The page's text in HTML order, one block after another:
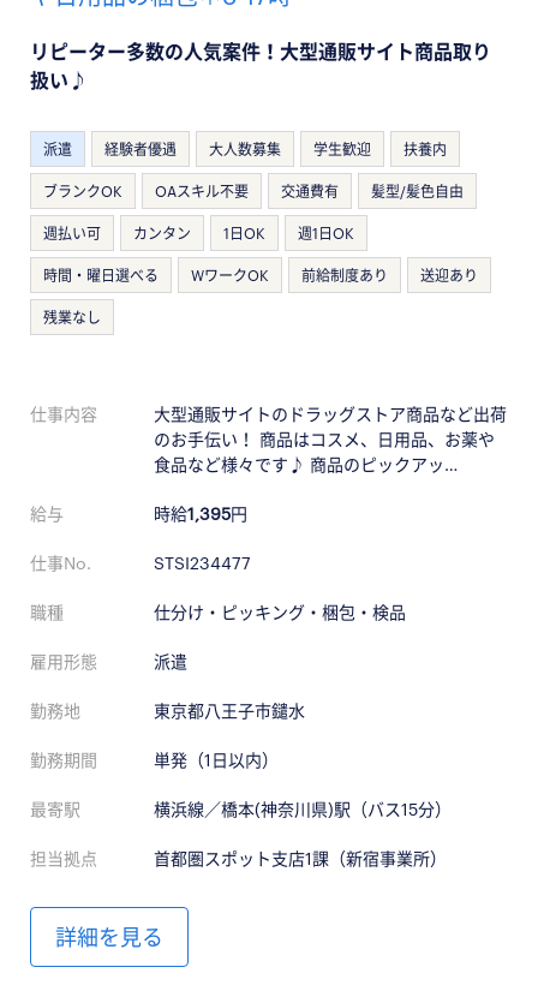
リピーター多数の人気案件！大型通販サイト商品取り
扱い♪
派遣 経験者優遇 大人数募集 学生歓迎 扶養内
ブランクOK OAスキル不要 交通費有 髪型/髪色自由
週払い可 カンタン 1日OK 週1日OK
時間・曜日選べる WワークOK 前給制度あり 送迎あり
残業なし
仕事内容
大型通販サイトのドラッグストア商品など出荷
のお手伝い！ 商品はコスメ、日用品、お薬や
食品など様々です♪ 商品のピックアッ…
給与 時給1,395円
仕事No. STSI234477
職種 仕分け・ピッキング・梱包・検品
雇用形態 派遣
勤務地 東京都八王子市鑓水
勤務期間 単発（1日以内）
最寄駅 横浜線／橋本(神奈川県)駅（バス15分）
担当拠点 首都圏スポット支店1課（新宿事業所）
詳細を見る